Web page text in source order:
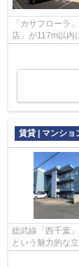
「カサフローラ
店」が117m以内
です。
賃貸 | マンショ
総武線「西千葉
という魅力的な